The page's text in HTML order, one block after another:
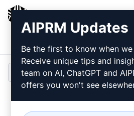
ログイン
AIPRM Updates
Be the first to know when we
Receive unique tips and
team on AI, ChatGPT and
offers you won't see